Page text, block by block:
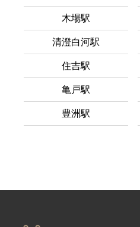
木場駅
清澄白河駅
住吉駅
亀戸駅
豊洲駅